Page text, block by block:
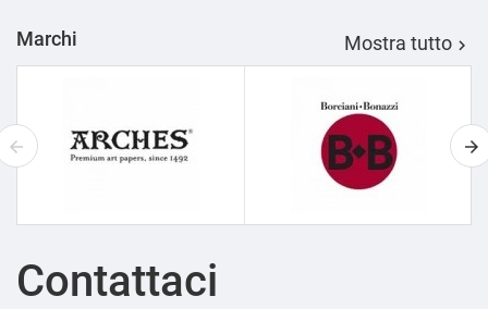
Marchi Mostra tutto 
Contattaci